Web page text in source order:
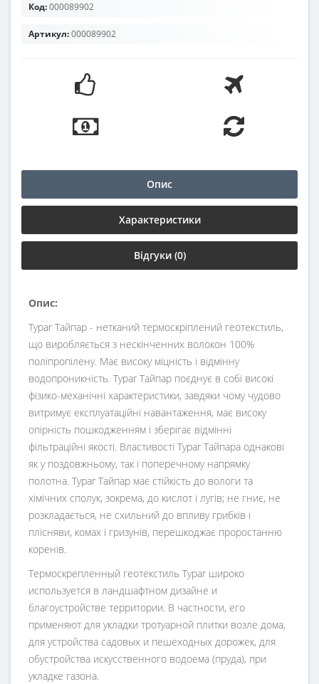
Код:000089902
Артикул:000089902
Опис
Характеристики
Відгуки (0)
Опис:
Typar Тайпар - нетканий термоскріплений геотекстиль,
що виробляється з нескінченних волокон 100%
поліпропілену. Має високу міцність і відмінну
водопроникність. Typar Тайпар поєднує в собі високі
фізико-механічні характеристики, завдяки чому чудово
витримує експлуатаційні навантаження, має високу
опірність пошкодженням і зберігає відмінні
фільтраційні якості. Властивості Typar Тайпара однакові
як у поздовжньому, так і поперечному напрямку
полотна. Typar Тайпар має стійкість до вологи та
хімічних сполук, зокрема, до кислот і лугів; не гниє, не
розкладається, не схильний до впливу грибків і
плісняви, комах і гризунів, перешкоджає проростанню
коренів.
Термоскрепленный геотекстиль Typar широко
используется в ландшафтном дизайне и
благоустройстве территории. В частности, его
применяют для укладки тротуарной плитки возле дома,
для устройства садовых и пешеходных дорожек, для
обустройства искусственного водоема (пруда), при
укладке газона.